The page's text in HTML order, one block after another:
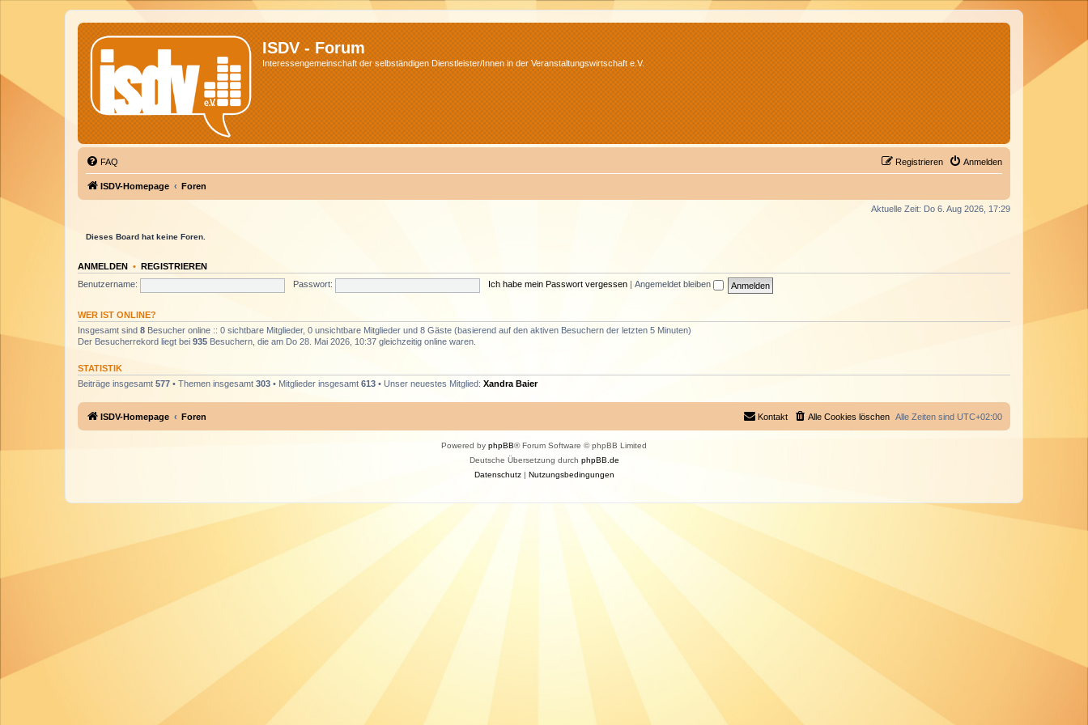
ISDV - Forum
Interessengemeinschaft der selbständigen Dienstleister/Innen in der Veranstaltungswirtschaft e.V.
FAQ Anmelden
Registrieren
ISDV-Homepage Foren
Aktuelle Zeit: Do 6. Aug 2026, 17:29
Dieses Board hat keine Foren.
ANMELDEN • REGISTRIEREN
Benutzername:
Passwort: Ich habe mein Passwort vergessen Angemeldet bleiben
WER IST ONLINE?
Insgesamt sind 8 Besucher online :: 0 sichtbare Mitglieder, 0 unsichtbare Mitglieder und 8 Gäste (basierend auf den aktiven Besuchern der letzten 5 Minuten)
Der Besucherrekord liegt bei 935 Besuchern, die am Do 28. Mai 2026, 10:37 gleichzeitig online waren.
STATISTIK
Beiträge insgesamt 577 • Themen insgesamt 303 • Mitglieder insgesamt 613 • Unser neuestes Mitglied: Xandra Baier
ISDV-Homepage Foren Alle Zeiten sind UTC+02:00
Alle Cookies löschen
Kontakt
Powered by phpBB® Forum Software © phpBB Limited
Deutsche Übersetzung durch phpBB.de
Datenschutz| Nutzungsbedingungen